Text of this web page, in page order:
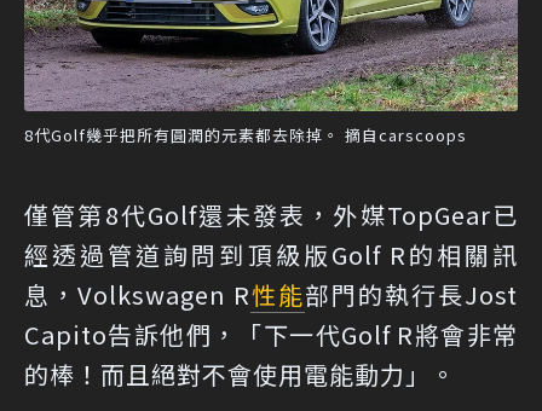
8代Golf幾乎把所有圓潤的元素都去除掉。 摘自carscoops
僅管第8代Golf還未發表，外媒TopGear已
經透過管道詢問到頂級版Golf R的相關訊
息，Volkswagen R性能部門的執行長Jost
Capito告訴他們，「下一代Golf R將會非常
的棒！而且絕對不會使用電能動力」。